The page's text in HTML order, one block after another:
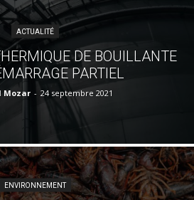
ACTUALITÉ
DE BOUILLANTE
PARTIEL
Mozar - 24 septembre 2021
ENVIRONNEMENT